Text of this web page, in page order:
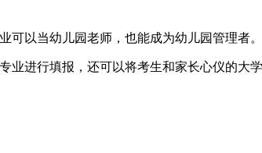
以当幼儿园老师，也能成为幼儿园管理者。
进行填报，还可以将考生和家长心仪的大